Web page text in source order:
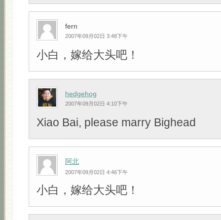
fern
2007年09月02日 3:48下午
小白，嫁给大头吧！
hedgehog
2007年09月02日 4:10下午
Xiao Bai, please marry Bighead
阿北
2007年09月02日 4:46下午
小白，嫁给大头吧！